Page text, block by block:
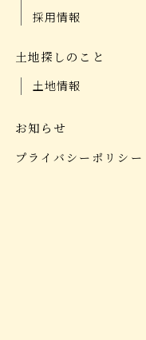
採用情報
土地探しのこと
土地情報
お知らせ
プライバシーポリシー